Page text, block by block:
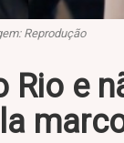
Reprodução
Rio e